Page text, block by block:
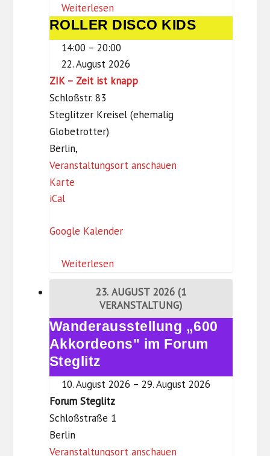
S
t
e
g
l
i
t
z
Weiterlesen
ROLLER
DISCO
KIDS
ROLLER DISCO KIDS
14:00 – 20:00
22. August 2026
ZIK – Zeit ist knapp
Schloßstr. 83
Steglitzer Kreisel (ehemalig
Globetrotter)
Berlin,
Veranstaltungsort anschauen
KarteZ
–
e
i
i
s
t
k
n
a
p
p
iCal
Google Kalender
Weiterlesen
23. AUGUST 2026 (1
VERANSTALTUNG)
Wanderausstellung
„600
Akkordeons"
im
Wanderausstellung „600
Akkordeons" im Forum
Steglitz
10. August 2026 – 29. August 2026
Forum Steglitz
Schloßstraße 1
Berlin
Veranstaltungsort anschauen